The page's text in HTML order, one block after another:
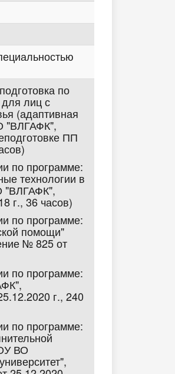
по
для лиц с
(адаптивная
"ВЛГАФК",
ПП
по программе:
технологии в
"ВЛГАФК",
г., 36 часов)
по программе:
помощи"
№ 825 от
по программе:
г., 240
по программе:
ВО